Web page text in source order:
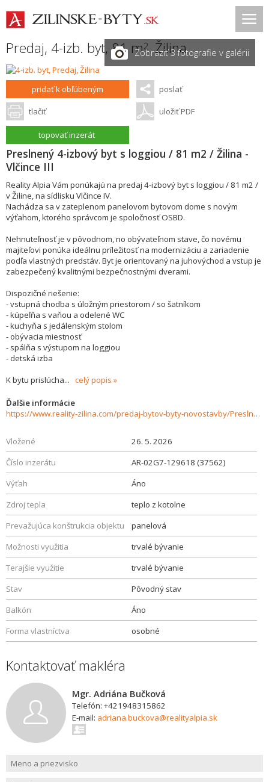
Predaj, 4-izb. byt, 81 m2,Žilina
Zobraziť 3 fotografie v galérii
pridať k obľúbeným poslať
tlačiť uložiť PDF
topovať inzerát
Preslnený 4-izbový byt s loggiou / 81 m2 / Žilina -
Vlčince III
Reality Alpia Vám ponúkajú na predaj 4-izbový byt s loggiou / 81 m2 /
v Žiline, na sídlisku Vlčince IV.
Nachádza sa v zateplenom panelovom bytovom dome s novým
výťahom, ktorého správcom je spoločnosť OSBD.
Nehnuteľnosť je v pôvodnom, no obývateľnom stave, čo novému
majiteľovi ponúka ideálnu príležitosť na modernizáciu a zariadenie
podľa vlastných predstáv. Byt je orientovaný na juhovýchod a vstup je
zabezpečený kvalitnými bezpečnostnými dverami.
Dispozičné riešenie:
- vstupná chodba s úložným priestorom / so šatníkom
- kúpeľňa s vaňou a odelené WC
- kuchyňa s jedálenským stolom
- obývacia miestnosť
- spálňa s výstupom na loggiou
- detská izba
K bytu prislúcha... celý popis
Ďalšie informácie
https://www.reality-zilina.com/predaj-bytov-byty-novostavby/Preslneny-4izbovy-byt-s-loggiou--81-m2--Zilina--Vlcince-III-37562/?utm_source=areality&utm_medium=xml&utm_term=37562&utm_content=byt&utm_campaign=portaly
Vložené
26. 5. 2026
Číslo inzerátu
AR-02G7-129618 (37562)
Výťah
Áno
Zdroj tepla
teplo z kotolne
Prevažujúca konštrukcia objektu
panelová
Možnosti využitia
trvalé bývanie
Terajšie využitie
trvalé bývanie
Stav
Pôvodný stav
Balkón
Áno
Forma vlastníctva
osobné
Kontaktovať makléra
Mgr. Adriána Bučková
Telefón: +421948315862
E-mail: adriana.buckova@realityalpia.sk